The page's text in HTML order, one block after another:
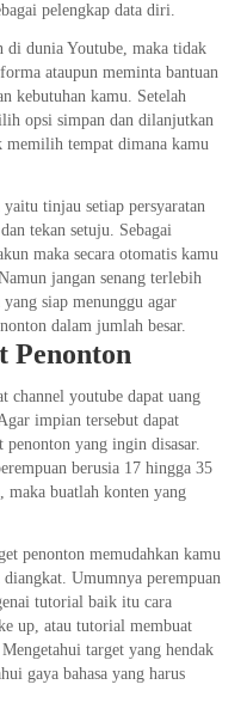
pelengkap data diri.
di dunia Youtube, maka tidak
ataupun meminta bantuan
kebutuhan kamu. Setelah
opsi simpan dan dilanjutkan
memilih tempat dimana kamu
tinjau setiap persyaratan
tekan setuju. Sebagai
maka secara otomatis kamu
jangan senang terlebih
siap menunggu agar
dalam jumlah besar.
Penonton
channel youtube dapat uang
impian tersebut dapat
yang ingin disasar.
berusia 17 hingga 35
maka buatlah konten yang
penonton memudahkan kamu
Umumnya perempuan
tutorial baik itu cara
up, atau tutorial membuat
target yang hendak
gaya bahasa yang harus